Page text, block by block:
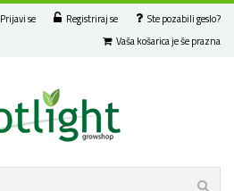
Prijavi se Registriraj se
Ste pozabili geslo?
Vaša košarica je še prazna